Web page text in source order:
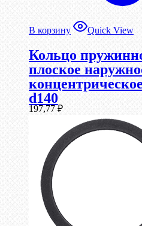
В корзину Quick View
Кольцо
плоское
d140
197,77₽